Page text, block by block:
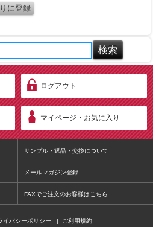
ログアウト
マイページ・お気に入り
サンプル・返品・交換について
メールマガジン登録
FAXでご注文のお客様はこちら
イバシーポリシー | ご利用規約